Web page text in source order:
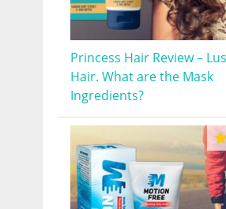
Princess Hair Review –
Hair. What are the Mask
Ingredients?